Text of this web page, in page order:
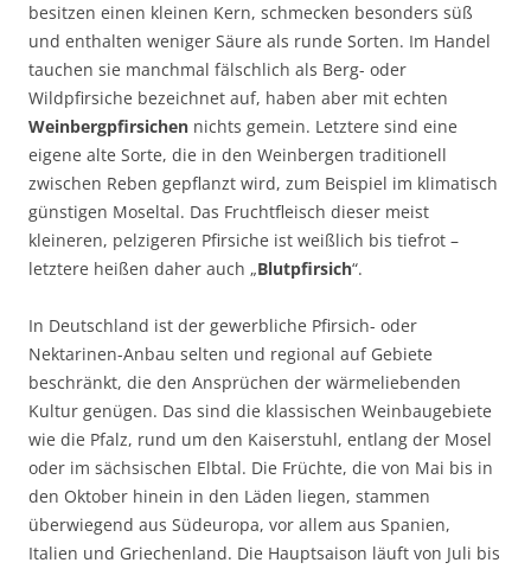
besitzen einen kleinen Kern, schmecken besonders süß
und enthalten weniger Säure als runde Sorten. Im Handel
tauchen sie manchmal fälschlich als Berg- oder
Wildpfirsiche bezeichnet auf, haben aber mit echten
Weinbergpfirsichen nichts gemein. Letztere sind eine
eigene alte Sorte, die in den Weinbergen traditionell
zwischen Reben gepflanzt wird, zum Beispiel im klimatisch
günstigen Moseltal. Das Fruchtfleisch dieser meist
kleineren, pelzigeren Pfirsiche ist weißlich bis tiefrot –
letztere heißen daher auch „Blutpfirsich“.
In Deutschland ist der gewerbliche Pfirsich- oder
Nektarinen-Anbau selten und regional auf Gebiete
beschränkt, die den Ansprüchen der wärmeliebenden
Kultur genügen. Das sind die klassischen Weinbaugebiete
wie die Pfalz, rund um den Kaiserstuhl, entlang der Mosel
oder im sächsischen Elbtal. Die Früchte, die von Mai bis in
den Oktober hinein in den Läden liegen, stammen
überwiegend aus Südeuropa, vor allem aus Spanien,
Italien und Griechenland. Die Hauptsaison läuft von Juli bis